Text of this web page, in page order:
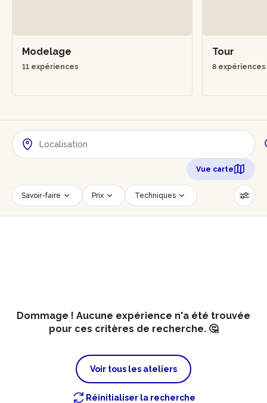
Modelage
11 expériences
Tour
8 expériences
Vue carte
Savoir-faire Prix Techniques
Date Créneau horaire
Dommage ! Aucune expérience n'a été trouvée
pour ces critères de recherche. 🤔
Voir tous les ateliers
Réinitialiser la recherche